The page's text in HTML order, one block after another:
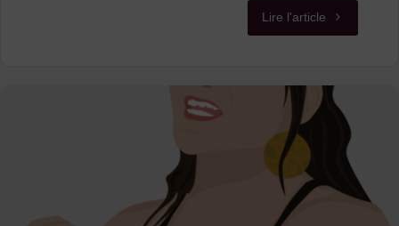
Lire l'article"AG
la
FAMDT
2024 :